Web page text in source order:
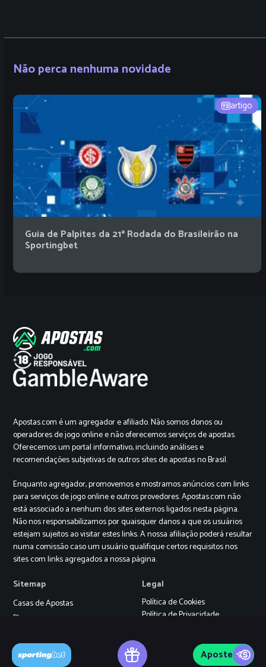
Não perca nenhuma novidade
artigo
Guia de Palpites da 21ª Rodada do Brasileirão na
Sportingbet
Aposte
Apostas.com é um agregador e afiliado. Não somos donos ou
operadores de jogo online e não oferecemos serviços de apostas.
Oferecemos um portal informativo, incluindo análises e
recomendações subjetivas de outros sites de apostas no Brasil.
Enquanto agregador, promovemos e mostramos anúncios com links
para serviços de jogo online e outros provedores. Apostas.com não
está associado a nenhum dos sites externos ligados nesta página.
Não nos responsabilizamos por quaisquer danos a que os usuários
estejam sujeitos ao visitar estes links. A nossa afiliação poderá resultar
numa comissão caso um usuário qualifique certos requisitos nos
sites com links agregados a nossa página.
Sitemap
Casas de Apostas
Blog
Legal
Política de Cookies
Política de Privacidade
Jogo Responsável